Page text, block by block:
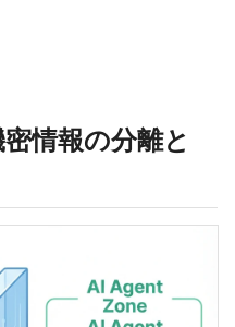
情報の分離と